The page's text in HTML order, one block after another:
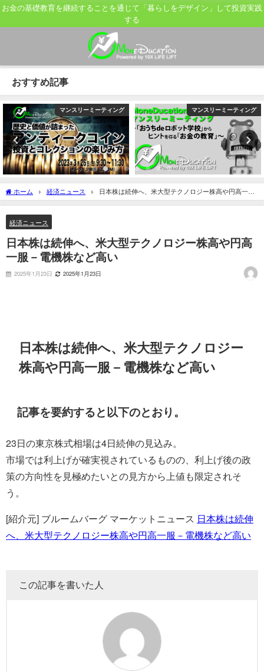
お金の基礎教育を継続することを通じて「暮らしをデザイン」して投資実践
する
おすすめ記事
マンスリーミーティング マンスリーミーティング
ホーム 経済ニュース
日本株は続伸へ、米大型テクノロジー株高や円高一服
－電機株など高い
経済ニュース
日本株は続伸へ、米大型テクノロジー株高や円高
一服－電機株など高い
2025年1月23日 2025年1月23日
日本株は続伸へ、米大型テクノロジー
株高や円高一服－電機株など高い
記事を要約すると以下のとおり。
23日の東京株式相場は4日続伸の見込み。
市場では利上げが確実視されているものの、利上げ後の政
策の方向性を見極めたいとの見方から上値も限定されそ
う。
[紹介元] ブルームバーグ マーケットニュース 日本株は続伸
へ、米大型テクノロジー株高や円高一服－電機株など高い
この記事を書いた人